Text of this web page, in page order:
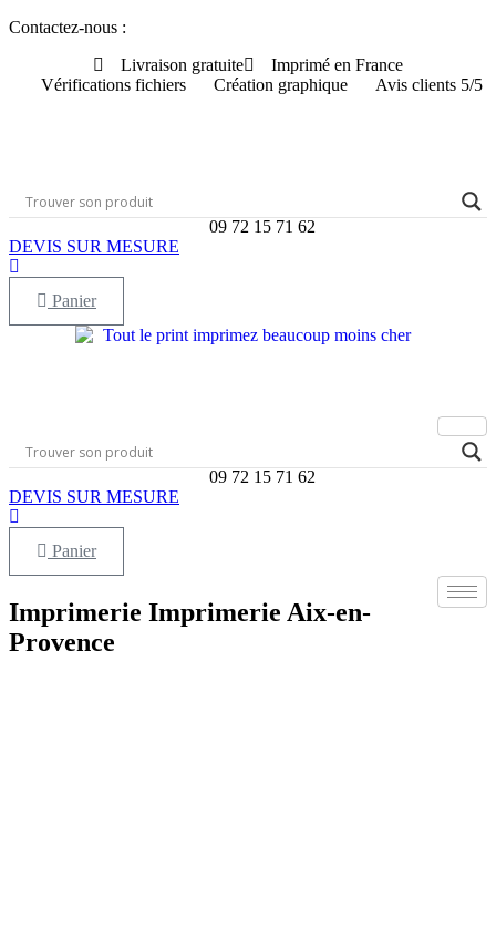
Aller
Contactez-nous :
Livraison gratuite
Imprimé en France
Vérifications fichiers
Création graphique Avis clients 5/5
09 72 15 71 62
DEVIS SUR MESURE
Panier
09 72 15 71 62
DEVIS SUR MESURE
Panier
Imprimerie Imprimerie Aix-en-
Provence